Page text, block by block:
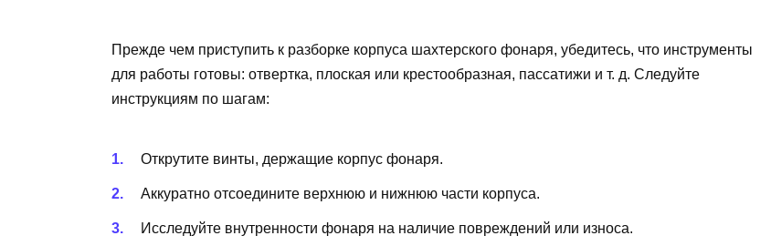
Прежде чем приступить к разборке корпуса шахтерского фонаря, убедитесь, что инструменты
для работы готовы: отвертка, плоская или крестообразная, пассатижи и т. д. Следуйте
инструкциям по шагам:
Открутите винты, держащие корпус фонаря.
Аккуратно отсоедините верхнюю и нижнюю части корпуса.
Исследуйте внутренности фонаря на наличие повреждений или износа.